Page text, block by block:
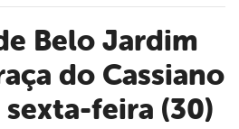
do Cassiano
feira (30)